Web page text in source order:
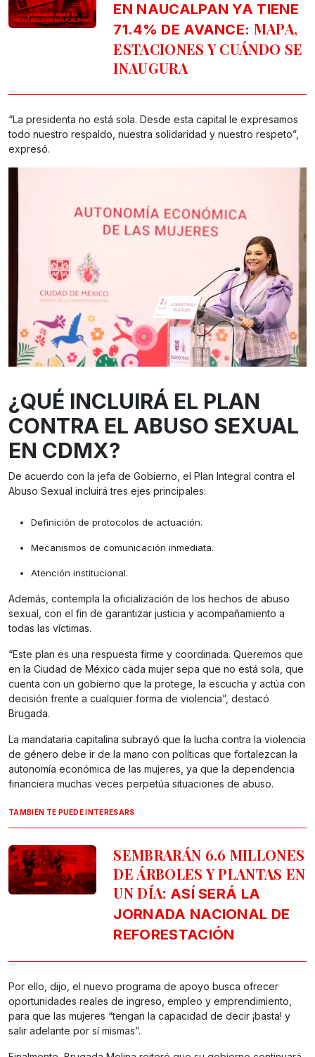
EN NAUCALPAN YA TIENE
71.4% DE AVANCE: MAPA,
ESTACIONES Y CUÁNDO SE
INAUGURA
“La presidenta no está sola. Desde esta capital le expresamos
todo nuestro respaldo, nuestra solidaridad y nuestro respeto”,
expresó.
¿QUÉ INCLUIRÁ EL PLAN
CONTRA EL ABUSO SEXUAL
EN CDMX?
De acuerdo con la jefa de Gobierno, el Plan Integral contra el
Abuso Sexual incluirá tres ejes principales:
Definición de protocolos de actuación.
Mecanismos de comunicación inmediata.
Atención institucional.
Además, contempla la oficialización de los hechos de abuso
sexual, con el fin de garantizar justicia y acompañamiento a
todas las víctimas.
“Este plan es una respuesta firme y coordinada. Queremos que
en la Ciudad de México cada mujer sepa que no está sola, que
cuenta con un gobierno que la protege, la escucha y actúa con
decisión frente a cualquier forma de violencia”, destacó
Brugada.
La mandataria capitalina subrayó que la lucha contra la violencia
de género debe ir de la mano con políticas que fortalezcan la
autonomía económica de las mujeres, ya que la dependencia
financiera muchas veces perpetúa situaciones de abuso.
TAMBIÉN TE PUEDE INTERESARS
SEMBRARÁN 6.6 MILLONES
DE ÁRBOLES Y PLANTAS EN
UN DÍA: ASÍ SERÁ LA
JORNADA NACIONAL DE
REFORESTACIÓN
Por ello, dijo, el nuevo programa de apoyo busca ofrecer
oportunidades reales de ingreso, empleo y emprendimiento,
para que las mujeres “tengan la capacidad de decir ¡basta! y
salir adelante por sí mismas”.